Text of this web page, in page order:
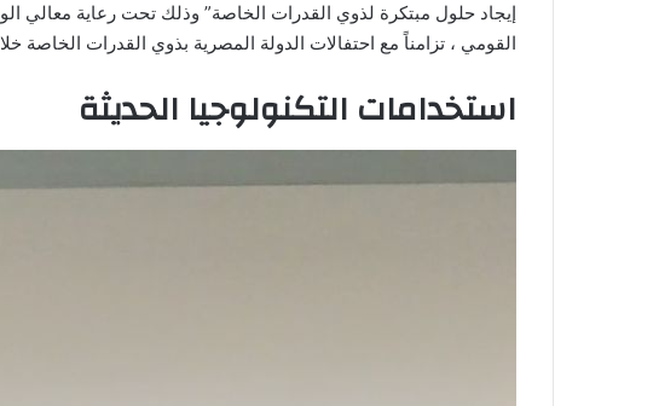
إيجاد حلول مبتكرة لذوي القدرات الخاصة” وذلك تحت رعاية معالي
القومي ، تزامناً مع احتفالات الدولة المصرية بذوي القدرات
استخدامات التكنولوجيا الحديثة